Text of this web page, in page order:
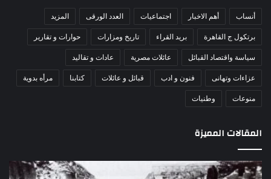
أنساب أهم الاخبار اجتماعيات العدد الورقى المزيد
برتكول ج القاهرة بريد القراء تاريخ ومزارات حوارات و تقارير
سياسة واقتصاد القبائل عائلات مصرية عادات و تقاليد
عزاءات وتهانى فنون و ادب قبائل و عائلات كتابنا مرأه بدوية
منوعات وطنيات
المقالات المميزة
اللواء